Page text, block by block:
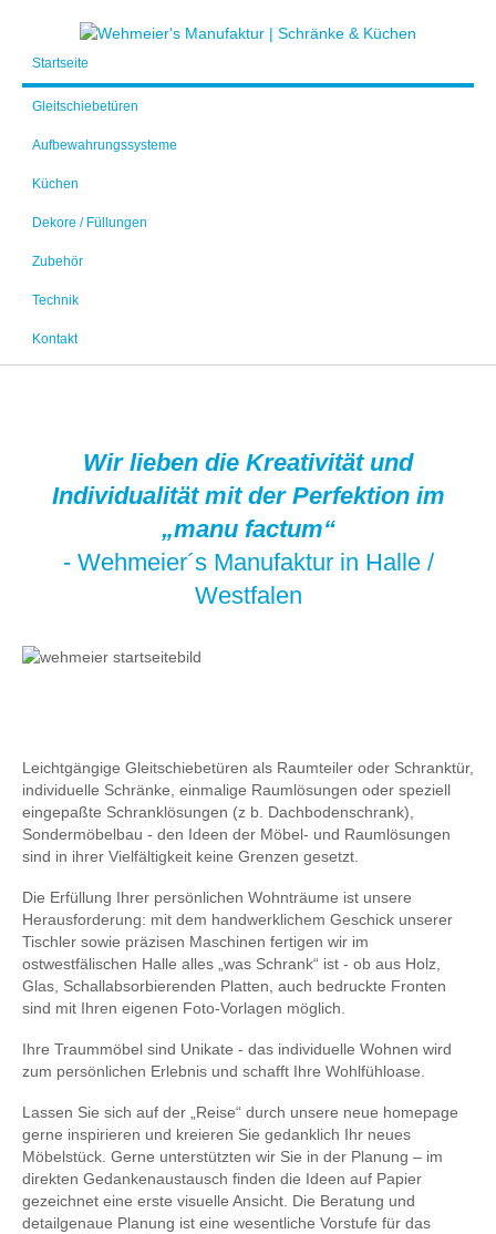
Startseite
Gleitschiebetüren
Aufbewahrungssysteme
Küchen
Dekore / Füllungen
Zubehör
Technik
Kontakt
Wir lieben die Kreativität und
Individualität mit der Perfektion im
„manu factum“
- Wehmeier´s Manufaktur in Halle /
Westfalen
Leichtgängige Gleitschiebetüren als Raumteiler oder Schranktür,
individuelle Schränke, einmalige Raumlösungen oder speziell
eingepaßte Schranklösungen (z b. Dachbodenschrank),
Sondermöbelbau - den Ideen der Möbel- und Raumlösungen
sind in ihrer Vielfältigkeit keine Grenzen gesetzt.
Die Erfüllung Ihrer persönlichen Wohnträume ist unsere
Herausforderung: mit dem handwerklichem Geschick unserer
Tischler sowie präzisen Maschinen fertigen wir im
ostwestfälischen Halle alles „was Schrank“ ist - ob aus Holz,
Glas, Schallabsorbierenden Platten, auch bedruckte Fronten
sind mit Ihren eigenen Foto-Vorlagen möglich.
Ihre Traummöbel sind Unikate - das individuelle Wohnen wird
zum persönlichen Erlebnis und schafft Ihre Wohlfühloase.
Lassen Sie sich auf der „Reise“ durch unsere neue homepage
gerne inspirieren und kreieren Sie gedanklich Ihr neues
Möbelstück. Gerne unterstützten wir Sie in der Planung – im
direkten Gedankenaustausch finden die Ideen auf Papier
gezeichnet eine erste visuelle Ansicht. Die Beratung und
detailgenaue Planung ist eine wesentliche Vorstufe für das